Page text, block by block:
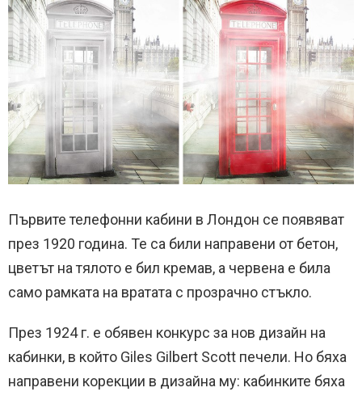
Първите телефонни кабини в Лондон се появяват
през 1920 година. Те са били направени от бетон,
цветът на тялото е бил кремав, а червена е била
само рамката на вратата с прозрачно стъкло.
През 1924 г. е обявен конкурс за нов дизайн на
кабинки, в който Giles Gilbert Scott печели. Но бяха
направени корекции в дизайна му: кабинките бяха